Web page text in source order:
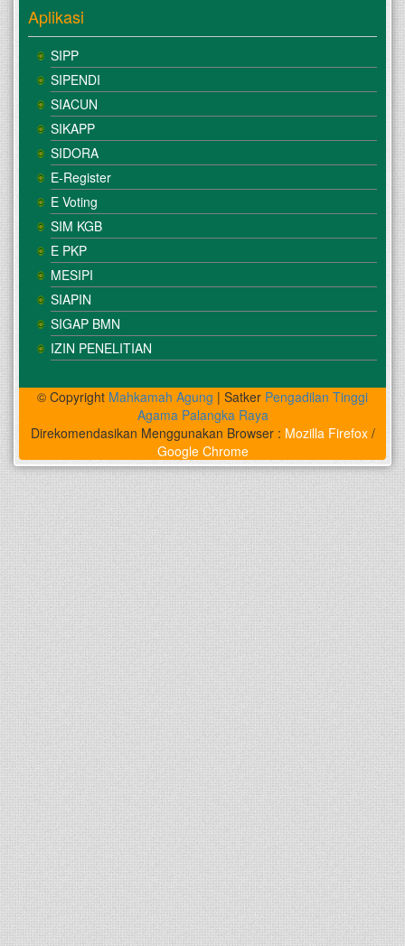
Aplikasi
SIPP
SIPENDI
SIACUN
SIKAPP
SIDORA
E-Register
E Voting
SIM KGB
E PKP
MESIPI
SIAPIN
SIGAP BMN
IZIN PENELITIAN
© Copyright Mahkamah Agung | Satker Pengadilan Tinggi
Agama Palangka Raya
Direkomendasikan Menggunakan Browser : Mozilla Firefox/
Google Chrome